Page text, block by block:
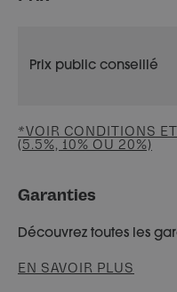
Prix public conseillé
*VOIR CONDITIONS
(5.5%, 10% OU 20%)
Garanties
Découvrez toutes les
EN SAVOIR PLUS